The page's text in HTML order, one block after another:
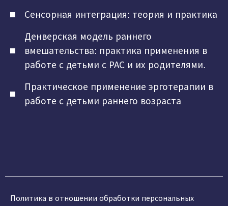
Сенсорная интеграция: теория и практика
Денверская модель раннего
вмешательства: практика применения в
работе с детьми с РАС и их родителями.
Практическое применение эрготерапии в
работе с детьми раннего возраста
Политика в отношении обработки персональных